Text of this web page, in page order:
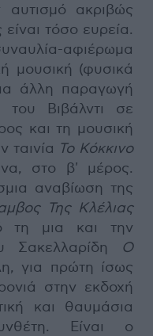
ακριβώς
τόσο ευρεία.
αφιέρωμα
μουσική (φυσικά
άλλη παραγωγή
του Βιβάλντι σε
και τη μουσική
ταινία Το Κόκκινο
στο β' μέρος.
αναβίωση της
Της Κλέλιας
τη μια και την
Σακελλαρίδη Ο
για πρώτη ίσως
στην εκδοχή
και θαυμάσια
Είναι ο